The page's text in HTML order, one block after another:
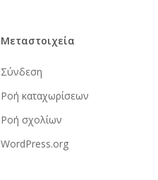
Μεταστοιχεία
Σύνδεση
Ροή καταχωρίσεων
Ροή σχολίων
WordPress.org